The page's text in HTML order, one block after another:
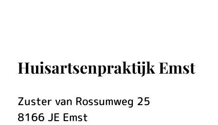
Huisartsenpraktijk Emst
Zuster van Rossumweg 25
8166 JE Emst